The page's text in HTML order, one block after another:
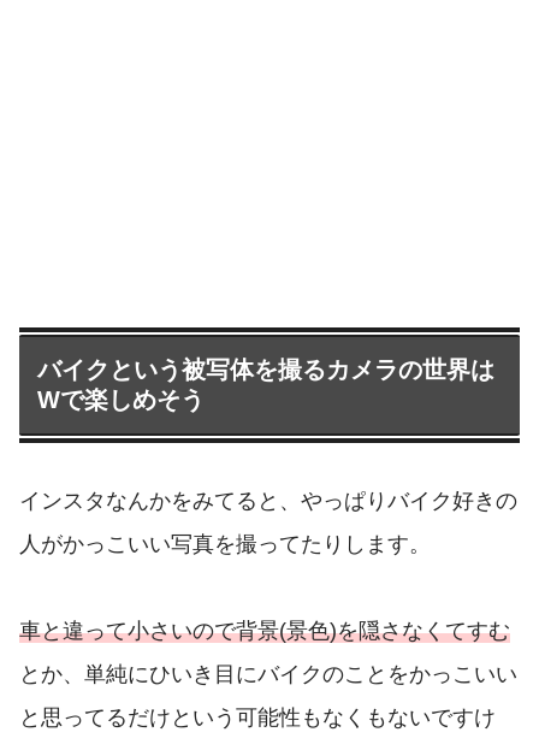
バイクという被写体を撮るカメラの世界は
Wで楽しめそう
インスタなんかをみてると、やっぱりバイク好きの
人がかっこいい写真を撮ってたりします。
車と違って小さいので背景(景色)を隠さなくてすむ
とか、単純にひいき目にバイクのことをかっこいい
と思ってるだけという可能性もなくもないですけ